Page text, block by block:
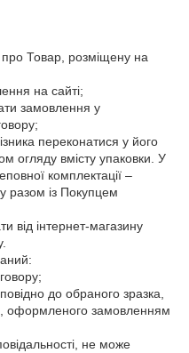
Товар, розміщену на
на сайті;
замовлення у
переконатися у його
огляду вмісту упаковки. У
комплектації –
разом із Покупцем
від інтернет-магазину
до обраного зразка,
оформленого замовленням
не може